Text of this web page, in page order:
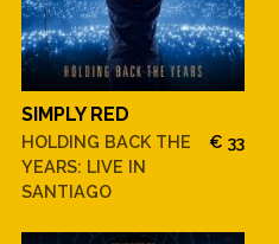
SIMPLY RED
HOLDING BACK THE
YEARS: LIVE IN
SANTIAGO
€ 33